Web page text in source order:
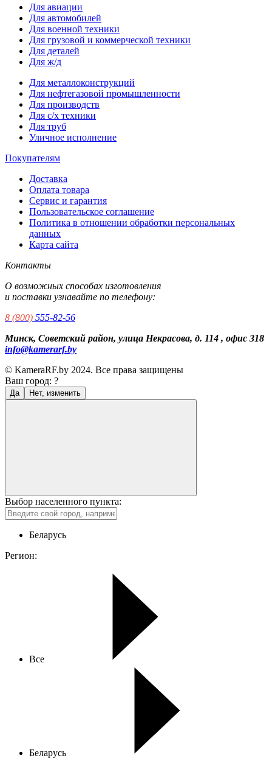
Для авиации
Для автомобилей
Для военной техники
Для грузовой и коммерческой техники
Для деталей
Для ж/д
Для металлоконструкций
Для нефтегазовой промышленности
Для производств
Для с/х техники
Для труб
Уличное исполнение
Покупателям
Доставка
Оплата товара
Сервис и гарантия
Пользовательское соглашение
Политика в отношении обработки персональных
данных
Карта сайта
Контакты
О возможных способах изготовления
и поставки узнавайте по телефону:
8 (800) 555-82-56
Минск, Советский район, улица Некрасова, д. 114 , офис 318
info@kamerarf.by
© KameraRF.by 2024. Все права защищены
Ваш город: ?
Да Нет, изменить
Выбор населенного пункта:
Беларусь
Регион:
Все
Беларусь